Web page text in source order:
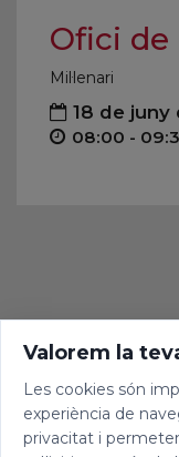
Ofici de
Mil·lenari
18 de juny
08:00 -
Valorem la
Les cookies són
experiència de
privacitat i